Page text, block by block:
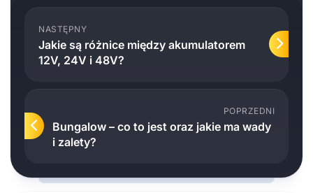
NASTĘPNY
Jakie są różnice między akumulatorem
12V, 24V i 48V?
POPRZEDNI
Bungalow – co to jest oraz jakie ma wady
i zalety?